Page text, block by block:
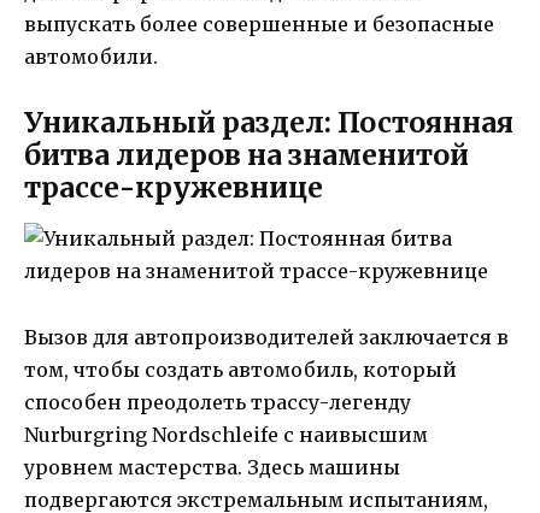
выпускать более совершенные и безопасные
автомобили.
Уникальный раздел: Постоянная
битва лидеров на знаменитой
трассе-кружевнице
Вызов для автопроизводителей заключается в
том, чтобы создать автомобиль, который
способен преодолеть трассу-легенду
Nurburgring Nordschleife с наивысшим
уровнем мастерства. Здесь машины
подвергаются экстремальным испытаниям,